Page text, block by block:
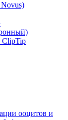
ClipTip
ооцитов и